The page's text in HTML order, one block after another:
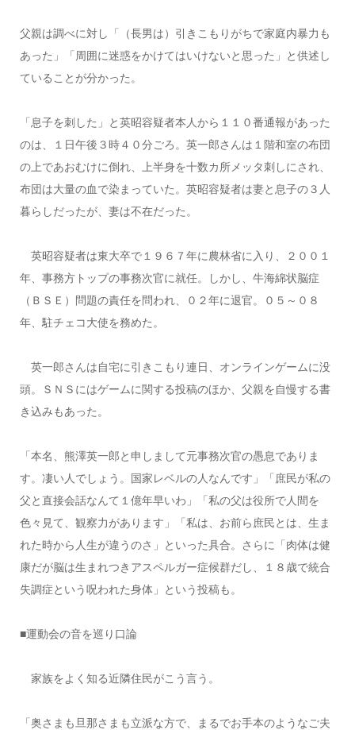
父親は調べに対し「（長男は）引きこもりがちで家庭内暴力も
あった」「周囲に迷惑をかけてはいけないと思った」と供述し
ていることが分かった。
「息子を刺した」と英昭容疑者本人から１１０番通報があった
のは、１日午後３時４０分ごろ。英一郎さんは１階和室の布団
の上であおむけに倒れ、上半身を十数カ所メッタ刺しにされ、
布団は大量の血で染まっていた。英昭容疑者は妻と息子の３人
暮らしだったが、妻は不在だった。
英昭容疑者は東大卒で１９６７年に農林省に入り、２００１
年、事務方トップの事務次官に就任。しかし、牛海綿状脳症
（ＢＳＥ）問題の責任を問われ、０２年に退官。０５～０８
年、駐チェコ大使を務めた。
英一郎さんは自宅に引きこもり連日、オンラインゲームに没
頭。ＳＮＳにはゲームに関する投稿のほか、父親を自慢する書
き込みもあった。
「本名、熊澤英一郎と申しまして元事務次官の愚息でありま
す。凄い人でしょう。国家レベルの人なんです」「庶民が私の
父と直接会話なんて１億年早いわ」「私の父は役所で人間を
色々見て、観察力があります」「私は、お前ら庶民とは、生ま
れた時から人生が違うのさ」といった具合。さらに「肉体は健
康だが脳は生まれつきアスペルガー症候群だし、１８歳で統合
失調症という呪われた身体」という投稿も。
■運動会の音を巡り口論
家族をよく知る近隣住民がこう言う。
「奥さまも旦那さまも立派な方で、まるでお手本のようなご夫